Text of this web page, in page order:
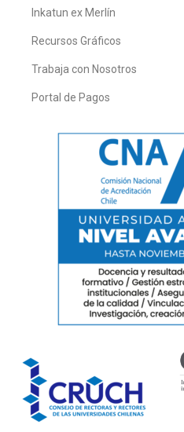
Inkatun ex Merlín
Recursos Gráficos
Trabaja con Nosotros
Portal de Pagos